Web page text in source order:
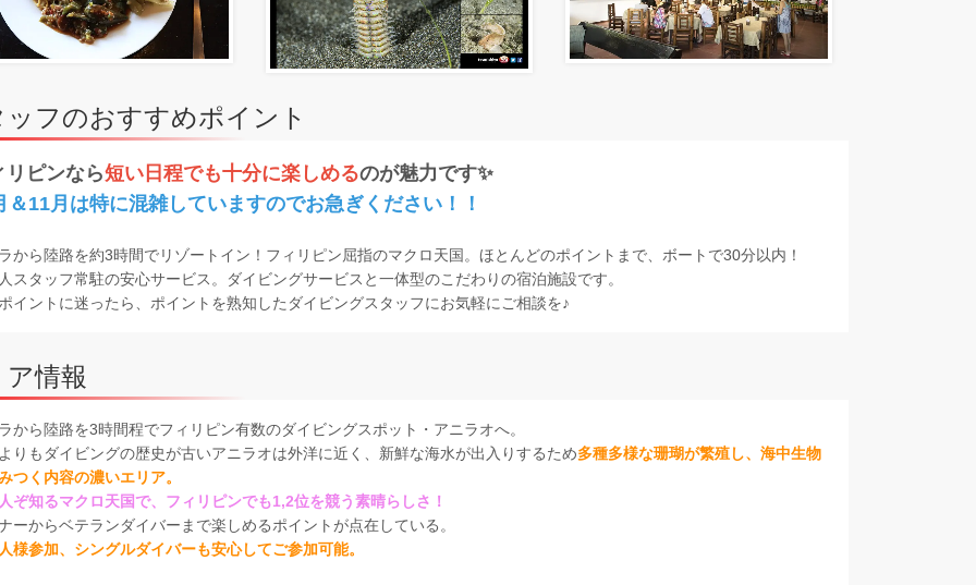
ッフのおすすめポイント
リピンなら短い日程でも十分に楽しめるのが魅力です✨
＆11月は特に混雑していますのでお急ぎください！！
から陸路を約3時間でリゾートイン！フィリピン屈指のマクロ天国。ほとんどのポイントまで、ボートで30分以内！
スタッフ常駐の安心サービス。ダイビングサービスと一体型のこだわりの宿泊施設です。
イントに迷ったら、ポイントを熟知したダイビングスタッフにお気軽にご相談を♪
情報
から陸路を3時間程でフィリピン有数のダイビングスポット・アニラオへ。
りもダイビングの歴史が古いアニラオは外洋に近く、新鮮な海水が出入りするため多種多様な珊瑚が繁殖し、海中生物
つく内容の濃いエリア。
ぞ知るマクロ天国で、フィリピンでも1,2位を競う素晴らしさ！
ーからベテランダイバーまで楽しめるポイントが点在している。
様参加、シングルダイバーも安心してご参加可能。